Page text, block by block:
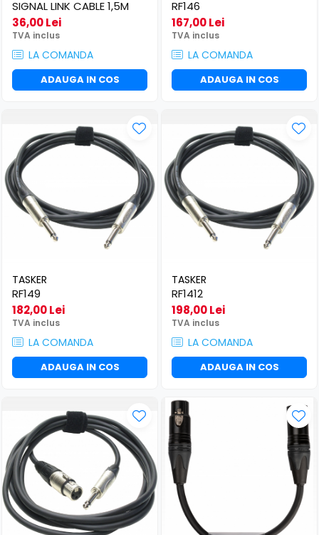
Sisteme asistență auditivă
Procesoare & Convertoare
​​Descărcare
​​Lumină UV și neagră
Alimentare & Distribuție
Dimmer & Switch Packs
SIGNAL LINK CABLE 1,5M
36,00 Lei
TVA inclus
LA COMANDA
ADAUGA IN COS
RF146
167,00 Lei
TVA inclus
LA COMANDA
ADAUGA IN COS
TASKER
RF149
182,00 Lei
TVA inclus
LA COMANDA
ADAUGA IN COS
TASKER
RF1412
198,00 Lei
TVA inclus
LA COMANDA
ADAUGA IN COS